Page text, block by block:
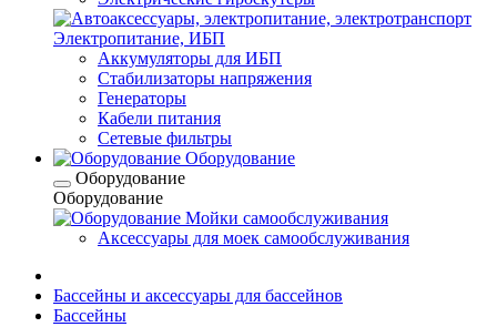
Электропитание, ИБП
Аккумуляторы для ИБП
Стабилизаторы напряжения
Генераторы
Кабели питания
Сетевые фильтры
Оборудование
Оборудование
Оборудование
Мойки самообслуживания
Аксессуары для моек самообслуживания
Бассейны и аксессуары для бассейнов
Бассейны